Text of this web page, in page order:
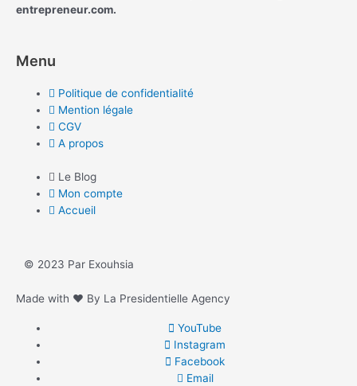
entrepreneur.com.
Menu
Politique de confidentialité
Mention légale
CGV
A propos
Le Blog
Mon compte
Accueil
© 2023 Par Exouhsia
Made with ❤ By La Presidentielle Agency
YouTube
Instagram
Facebook
Email